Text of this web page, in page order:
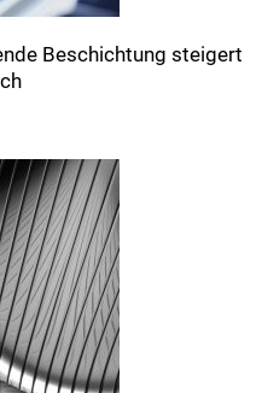
Beschichtung steigert